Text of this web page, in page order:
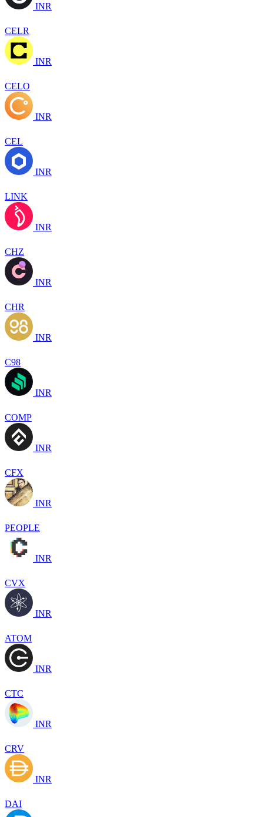
INR
CELR
INR
CELO
INR
CEL
INR
LINK
INR
CHZ
INR
CHR
INR
C98
INR
COMP
INR
CFX
INR
PEOPLE
INR
CVX
INR
ATOM
INR
CTC
INR
CRV
INR
DAI